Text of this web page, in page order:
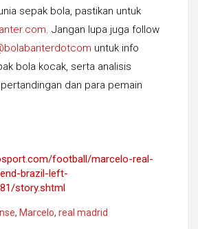
sepak bola, pastikan untuk
. Jangan lupa juga follow
untuk info
bola kocak, serta analisis
dan para pemain
football/marcelo-real-
brazil-left-
story.shtml
, Marcelo, real madrid